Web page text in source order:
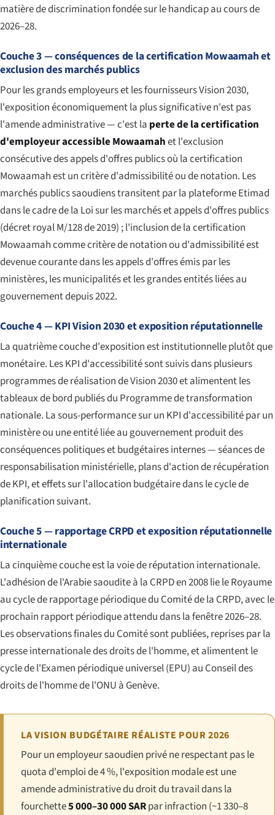
matière de discrimination fondée sur le handicap au cours de
2026–28.
Couche 3 — conséquences de la certification Mowaamah et
exclusion des marchés publics
Pour les grands employeurs et les fournisseurs Vision 2030,
l'exposition économiquement la plus significative n'est pas
l'amende administrative — c'est la perte de la certification
d'employeur accessible Mowaamahet l'exclusion
consécutive des appels d'offres publics où la certification
Mowaamah est un critère d'admissibilité ou de notation. Les
marchés publics saoudiens transitent par la plateforme Etimad
dans le cadre de la Loi sur les marchés et appels d'offres publics
(décret royal M/128 de 2019) ; l'inclusion de la certification
Mowaamah comme critère de notation ou d'admissibilité est
devenue courante dans les appels d'offres émis par les
ministères, les municipalités et les grandes entités liées au
gouvernement depuis 2022.
Couche 4 — KPI Vision 2030 et exposition réputationnelle
La quatrième couche d'exposition est institutionnelle plutôt que
monétaire. Les KPI d'accessibilité sont suivis dans plusieurs
programmes de réalisation de Vision 2030 et alimentent les
tableaux de bord publiés du Programme de transformation
nationale. La sous-performance sur un KPI d'accessibilité par un
ministère ou une entité liée au gouvernement produit des
conséquences politiques et budgétaires internes — séances de
responsabilisation ministérielle, plans d'action de récupération
de KPI, et effets sur l'allocation budgétaire dans le cycle de
planification suivant.
Couche 5 — rapportage CRPD et exposition réputationnelle
internationale
La cinquième couche est la voie de réputation internationale.
L'adhésion de l'Arabie saoudite à la CRPD en 2008 lie le Royaume
au cycle de rapportage périodique du Comité de la CRPD, avec le
prochain rapport périodique attendu dans la fenêtre 2026–28.
Les observations finales du Comité sont publiées, reprises par la
presse internationale des droits de l'homme, et alimentent le
cycle de l'Examen périodique universel (EPU) au Conseil des
droits de l'homme de l'ONU à Genève.
LA VISION BUDGÉTAIRE RÉALISTE POUR 2026
Pour un employeur saoudien privé ne respectant pas le
quota d'emploi de 4 %, l'exposition modale est une
amende administrative du droit du travail dans la
fourchette5 000–30 000 SARpar infraction (~1 330–8